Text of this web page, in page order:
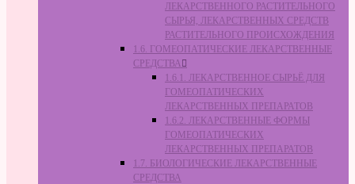
ЛЕКАРСТВЕННОГО РАСТИТЕЛЬНОГО
СЫРЬЯ, ЛЕКАРСТВЕННЫХ СРЕДСТВ
РАСТИТЕЛЬНОГО ПРОИСХОЖДЕНИЯ
1.6. ГОМЕОПАТИЧЕСКИЕ ЛЕКАРСТВЕННЫЕ
СРЕДСТВА
1.6.1. ЛЕКАРСТВЕННОЕ СЫРЬЁ ДЛЯ
ГОМЕОПАТИЧЕСКИХ
ЛЕКАРСТВЕННЫХ ПРЕПАРАТОВ
1.6.2. ЛЕКАРСТВЕННЫЕ ФОРМЫ
ГОМЕОПАТИЧЕСКИХ
ЛЕКАРСТВЕННЫХ ПРЕПАРАТОВ
1.7. БИОЛОГИЧЕСКИЕ ЛЕКАРСТВЕННЫЕ
СРЕДСТВА